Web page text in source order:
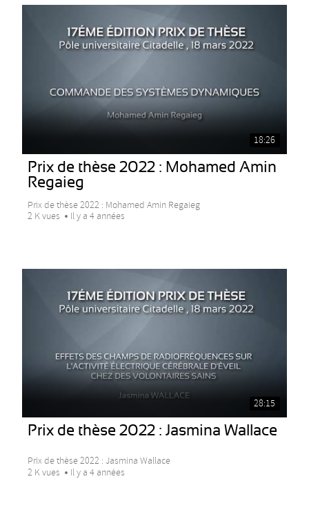
18:26
Prix de thèse 2022 : Mohamed Amin
Regaieg
Prix de thèse 2022 : Mohamed Amin Regaieg
2 K vues
Il y a 4 années
28:15
Prix de thèse 2022 : Jasmina Wallace
Prix de thèse 2022 : Jasmina Wallace
2 K vues
Il y a 4 années